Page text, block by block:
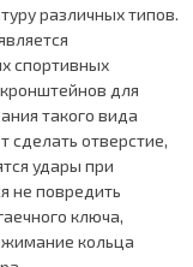
различных типов.
спортивных
для
такого вида
сделать отверстие,
удары при
не повредить
ключа,
кольца